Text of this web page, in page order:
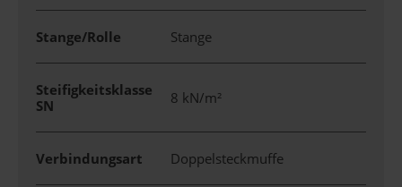
Stange/Rolle Stange
Steifigkeitsklasse
SN
8 kN/m²
Verbindungsart Doppelsteckmuffe